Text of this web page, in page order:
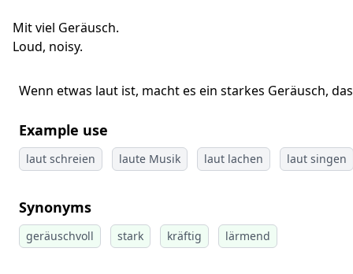
Mit viel Geräusch.
Loud, noisy.
Wenn etwas laut ist, macht es ein starkes Geräusch,
Example use
laut schreien laute Musik laut lachen laut singen
Synonyms
geräuschvoll stark kräftig lärmend